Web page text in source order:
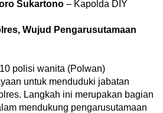
Sukartono – Kapolda DIY
Wujud Pengarusutamaan
polisi wanita (Polwan)
untuk menduduki jabatan
Langkah ini merupakan bagian
mendukung pengarusutamaan